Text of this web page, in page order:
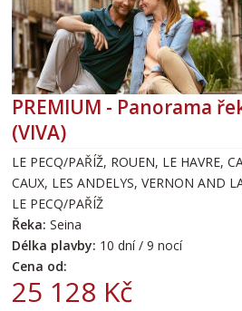
PREMIUM - Panorama
(VIVA)
LE PECQ/PAŘÍŽ, ROUEN, LE HAVRE,
CAUX, LES ANDELYS, VERNON AND
LE PECQ/PAŘÍŽ
Řeka: Seina
Délka plavby: 10 dní / 9 nocí
Cena od:
25 128 Kč